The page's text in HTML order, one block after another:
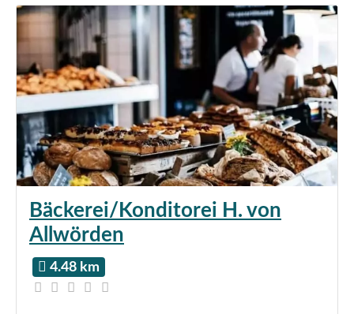
Bäckerei/Konditorei H. von
Allwörden
4.48 km